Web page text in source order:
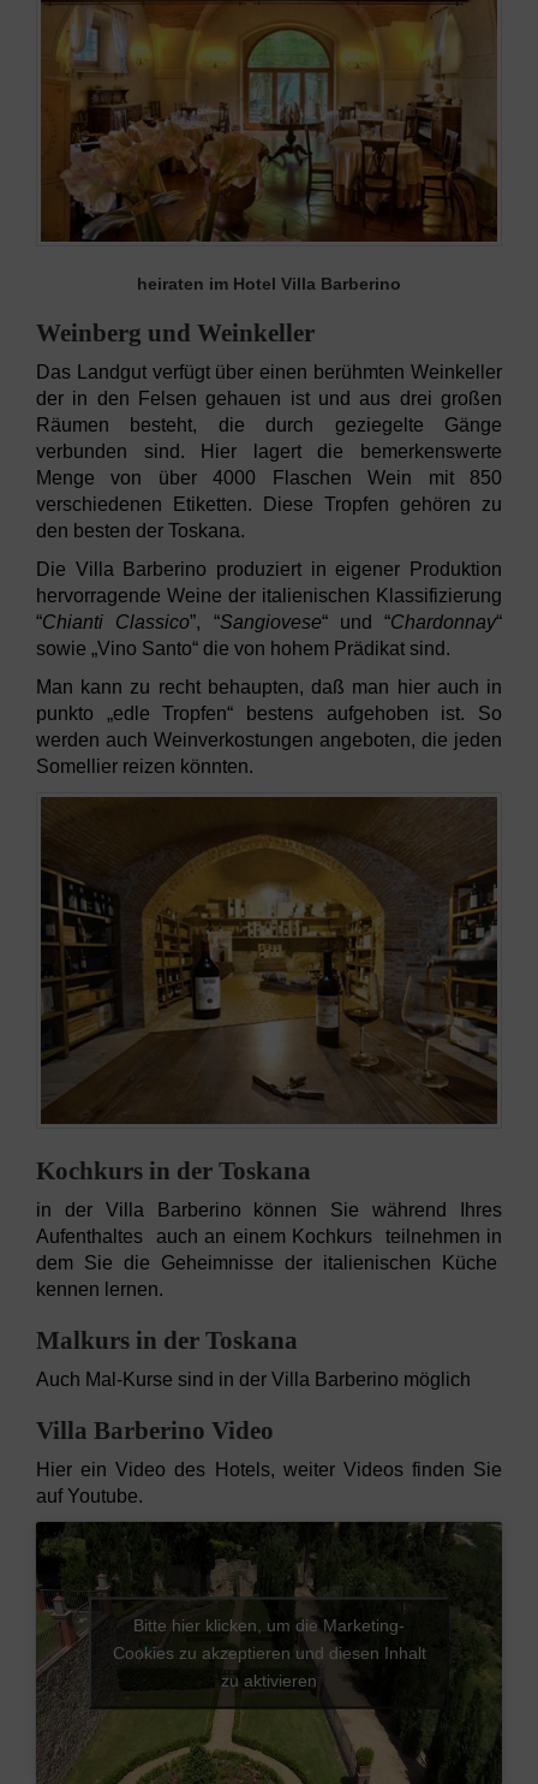
heiraten im Hotel Villa Barberino
Weinberg und Weinkeller
Das Landgut verfügt über einen berühmten Weinkeller
der in den Felsen gehauen ist und aus drei großen
Räumen besteht, die durch geziegelte Gänge
verbunden sind. Hier lagert die bemerkenswerte
Menge von über 4000 Flaschen Wein mit 850
verschiedenen Etiketten. Diese Tropfen gehören zu
den besten der Toskana.
Die Villa Barberino produziert in eigener Produktion
hervorragende Weine der italienischen Klassifizierung
“Chianti Classico”, “Sangiovese“ und “Chardonnay“
sowie „Vino Santo“ die von hohem Prädikat sind.
Man kann zu recht behaupten, daß man hier auch in
punkto „edle Tropfen“ bestens aufgehoben ist. So
werden auch Weinverkostungen angeboten, die jeden
Somellier reizen könnten.
Kochkurs in der Toskana
in der Villa Barberino können Sie während Ihres
Aufenthaltes auch an einem Kochkurs teilnehmen in
dem Sie die Geheimnisse der italienischen Küche
kennen lernen.
Malkurs in der Toskana
Auch Mal-Kurse sind in der Villa Barberino möglich
Villa Barberino Video
Hier ein Video des Hotels, weiter Videos finden Sie
auf Youtube.
Bitte hier klicken, um die Marketing-
Cookies zu akzeptieren und diesen Inhalt
zu aktivieren